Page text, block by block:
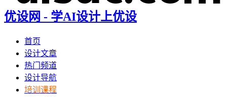
优设网 - 学AI设计上优设
首页
设计文章
热门频道
设计导航
培训课程